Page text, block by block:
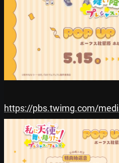
https://pbs.twimg.com/